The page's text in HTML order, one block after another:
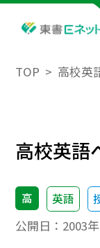
TOP 高校英
高校英語
高 英語
公開日： 2003